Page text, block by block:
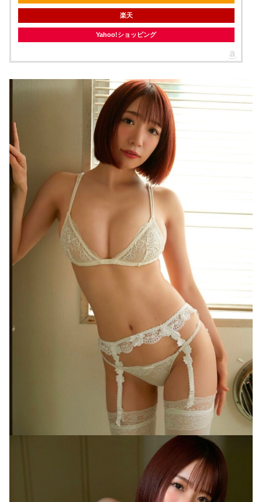
楽天
Yahoo!ショッピング